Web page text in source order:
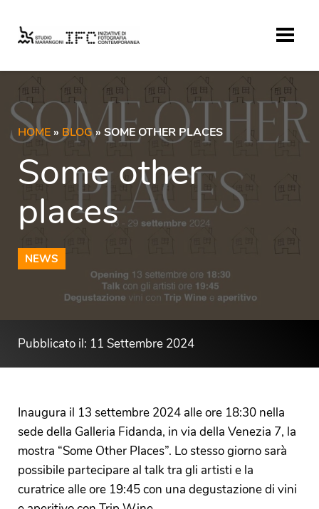
HOME » BLOG» SOME OTHER PLACES
Some other
places
NEWS
Pubblicato il: 11 Settembre 2024
Inaugura il 13 settembre 2024 alle ore 18:30 nella
sede della Galleria Fidanda, in via della Venezia 7, la
mostra “Some Other Places”. Lo stesso giorno sarà
possibile partecipare al talk tra gli artisti e la
curatrice alle ore 19:45 con una degustazione di vini